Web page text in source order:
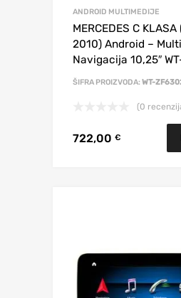
ANDROID MULTIMEDIJE
MERCEDES C
2010) Android –
Navigacija 10,25″
ŠIFRA PROIZVODA: WT-
(0
722,00 €